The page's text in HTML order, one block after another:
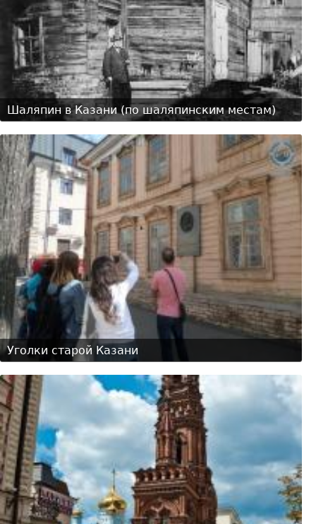
Шаляпин в Казани (по шаляпинским местам)
Уголки старой Казани